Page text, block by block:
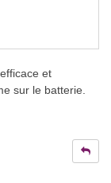
et
sur le batterie.